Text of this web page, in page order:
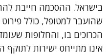
בישראל. ההסכמה חייבת
שהועבר למטופל, כולל
הכרוכים בו, והחלופות
אינו מתייחס ישירות